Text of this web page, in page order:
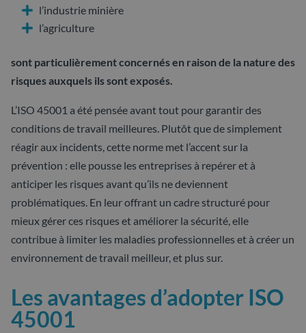
l’industrie minière
l’agriculture
sont particulièrement concernés en raison de la nature des
risques auxquels ils sont exposés.
L’ISO 45001 a été pensée avant tout pour garantir des
conditions de travail meilleures. Plutôt que de simplement
réagir aux incidents, cette norme met l’accent sur la
prévention : elle pousse les entreprises à repérer et à
anticiper les risques avant qu’ils ne deviennent
problématiques. En leur offrant un cadre structuré pour
mieux gérer ces risques et améliorer la sécurité, elle
contribue à limiter les maladies professionnelles et à créer un
environnement de travail meilleur, et plus sur.
Les avantages d’adopter ISO
45001